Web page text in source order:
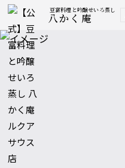
豆富料理と吟醸せいろ蒸し
八かく庵